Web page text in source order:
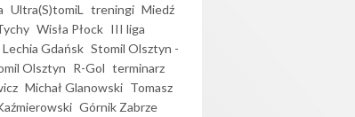
Ultra(S)tomiL treningi Miedź
Wisła Płock III liga
Lechia Gdańsk Stomil Olsztyn -
Olsztyn R-Gol terminarz
Michał Glanowski Tomasz
Górnik Zabrze